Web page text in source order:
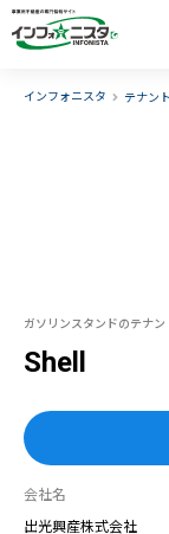
インフォニスタ テナント
ガソリンスタンドのテナン
Shell
会社名
出光興産株式会社